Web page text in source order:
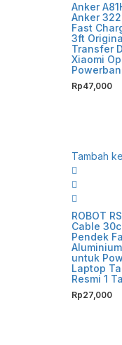
Anker
Anker 322
Fast
3ft
Transfer
Xiaomi
Rp47,000
Tambah
ROBOT
Cable
Pendek
untuk
Laptop
Resmi 1
Rp27,000